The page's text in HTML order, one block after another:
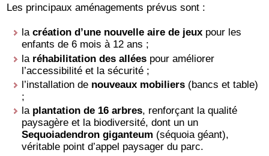
Les principaux aménagements prévus sont :
lacréation d’une nouvelle aire de jeux pour les
enfants de 6 mois à 12 ans ;
la réhabilitation des allées pour améliorer
l’accessibilité et la sécurité ;
l’installation de nouveaux mobiliers (bancs et table)
;
la plantation de 16 arbres, renforçant la qualité
paysagère et la biodiversité, dont un un
Sequoiadendron giganteum (séquoia géant),
véritable point d’appel paysager du parc.